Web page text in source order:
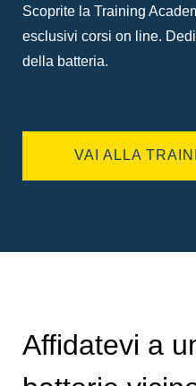
Scoprite la Training
esclusivi corsi on line.
della batteria.
VAI ALLA
Affidatevi a